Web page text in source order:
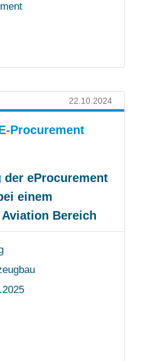
22.10.2024
Procurement
eProcurement
einem
Bereich